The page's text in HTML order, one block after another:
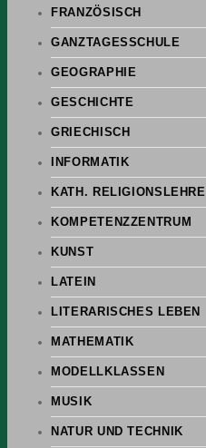
FRANZÖSISCH
GANZTAGESSCHULE
GEOGRAPHIE
GESCHICHTE
GRIECHISCH
INFORMATIK
KATH. RELIGIONSLEHRE
KOMPETENZZENTRUM
KUNST
LATEIN
LITERARISCHES LEBEN
MATHEMATIK
MODELLKLASSEN
MUSIK
NATUR UND TECHNIK